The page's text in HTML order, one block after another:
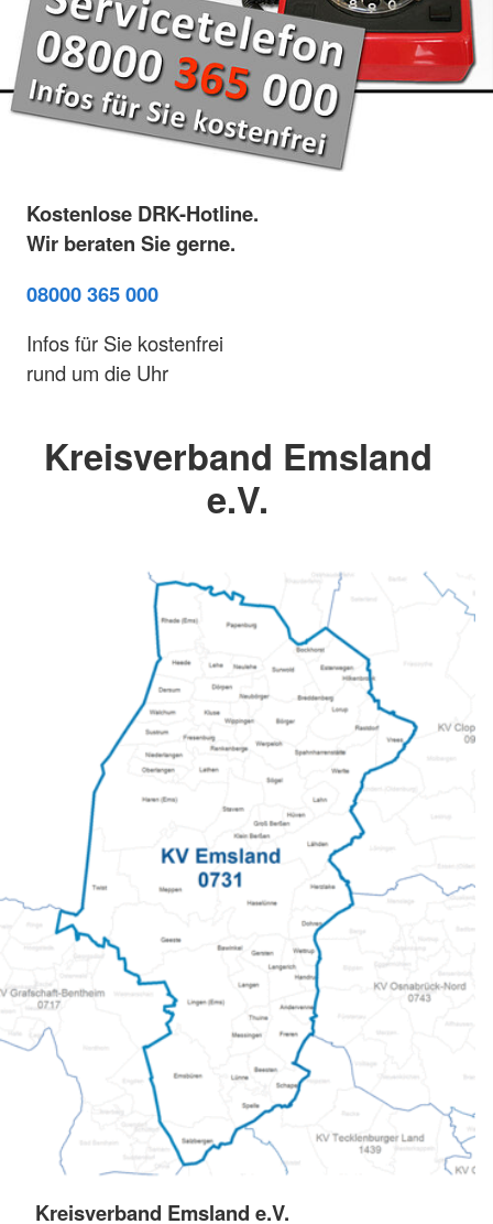
Kostenlose DRK-Hotline.
Wir beraten Sie gerne.
08000 365 000
Infos für Sie kostenfrei
rund um die Uhr
Kreisverband Emsland
e.V.
Kreisverband Emsland e.V.